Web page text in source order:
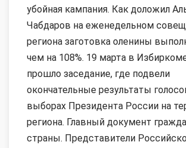
убойная кампания. Как доложил
Чабдаров на еженедельном
региона заготовка оленины
чем на 108%. 19 марта в
прошло заседание, где подвели
окончательные результаты
выборах Президента России на
региона. Главный документ
страны. Представители